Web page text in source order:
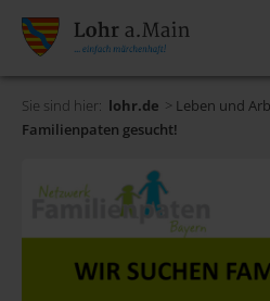
Sie sind hier: lohr.de > Leben und
Familienpaten gesucht!